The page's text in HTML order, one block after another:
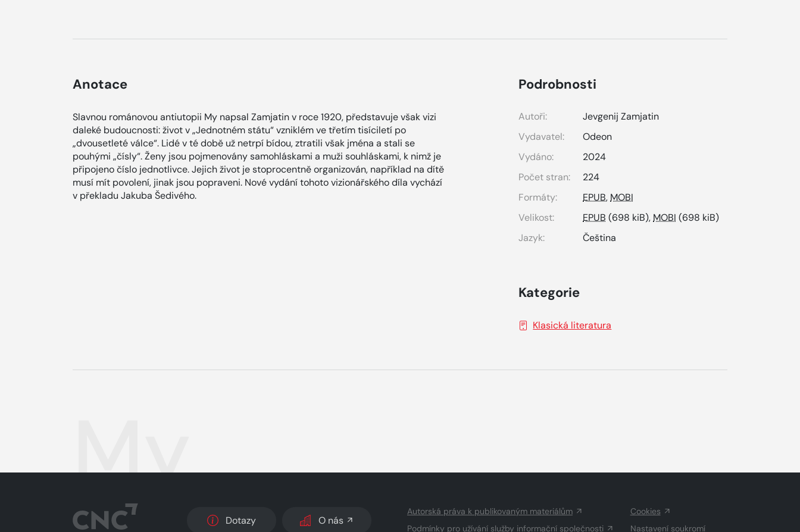
Anotace
Slavnou románovou antiutopii My napsal Zamjatin v roce 1920, představuje však vizi
daleké budoucnosti: život v „Jednotném státu“ vzniklém ve třetím tisíciletí po
„dvousetleté válce“. Lidé v té době už netrpí bídou, ztratili však jména a stali se
pouhými „čísly“. Ženy jsou pojmenovány samohláskami a muži souhláskami, k nimž je
připojeno číslo jednotlivce. Jejich život je stoprocentně organizován, například na dítě
musí mít povolení, jinak jsou popraveni. Nové vydání tohoto vizionářského díla vychází
v překladu Jakuba Šedivého.
Podrobnosti
Autoři:
Jevgenij Zamjatin
Vydavatel:
Odeon
Vydáno:
2024
Počet stran:
224
Formáty:
EPUB,MOBI
Velikost:
EPUB (698 kiB),MOBI (698 kiB)
Jazyk:
Čeština
Kategorie
Klasická literatura
My
Dotazy O nás
Autorská práva k publikovaným materiálům
Podmínky pro užívání služby informační společnosti
Cookies
Nastavení soukromí